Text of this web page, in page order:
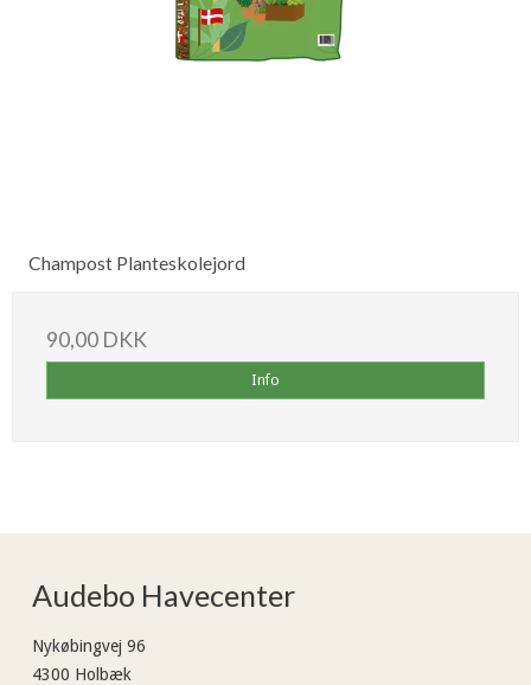
Champost Planteskolejord
90,00 DKK
Info
Audebo Havecenter
Nykøbingvej 96
4300 Holbæk